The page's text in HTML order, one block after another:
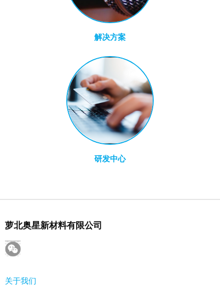
解决方案
研发中心
萝北奥星新材料有限公司
关于我们